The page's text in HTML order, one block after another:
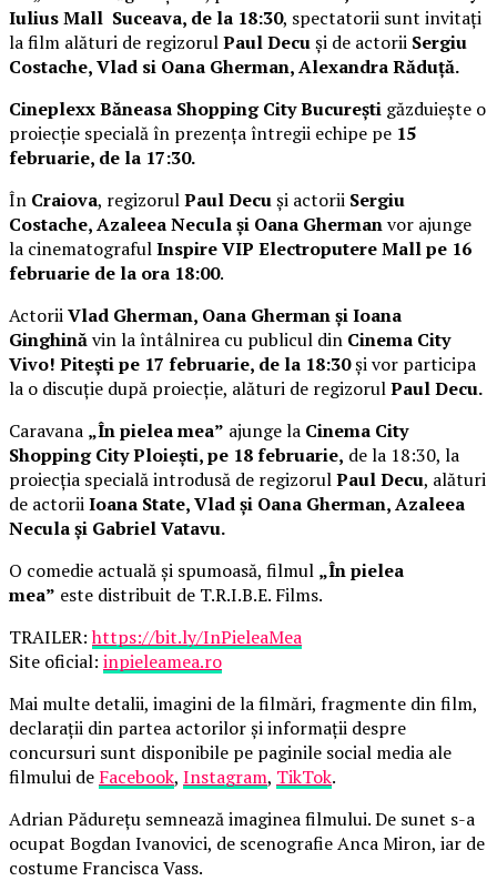
Iulius Mall Suceava, de la 18:30, spectatorii sunt invitați
la film alături de regizorulPaul Decuși de actorii Sergiu
Costache, Vlad si Oana Gherman, Alexandra Răduță.
Cineplexx Băneasa Shopping City București găzduiește o
proiecție specială în prezența întregii echipe pe 15
februarie, de la 17:30.
În Craiova, regizorulPaul Decuși actorii Sergiu
Costache, Azaleea Necula și Oana Ghermanvor ajunge
la cinematografulInspire VIP Electroputere Mall pe 16
februarie de la ora 18:00.
ActoriiVlad Gherman, Oana Gherman și Ioana
Ginghinăvin la întâlnirea cu publicul din Cinema City
Vivo! Pitești pe 17 februarie, de la 18:30și vor participa
la o discuție după proiecție, alături de regizorulPaul Decu.
Caravana „În pielea mea” ajunge la Cinema City
Shopping City Ploiești, pe 18 februarie, de la 18:30, la
proiecția specială introdusă de regizorulPaul Decu, alături
de actoriiIoana State, Vlad și Oana Gherman, Azaleea
Necula și Gabriel Vatavu.
O comedie actuală și spumoasă, filmul „În pielea
mea” este distribuit de T.R.I.B.E. Films.
TRAILER:https://bit.ly/InPieleaMea
Site oficial: inpieleamea.ro
Mai multe detalii, imagini de la filmări, fragmente din film,
declarații din partea actorilor și informații despre
concursuri sunt disponibile pe paginile social media ale
filmului de Facebook, Instagram, TikTok.
Adrian Pădurețu semnează imaginea filmului. De sunet s-a
ocupat Bogdan Ivanovici, de scenografie Anca Miron, iar de
costume Francisca Vass.